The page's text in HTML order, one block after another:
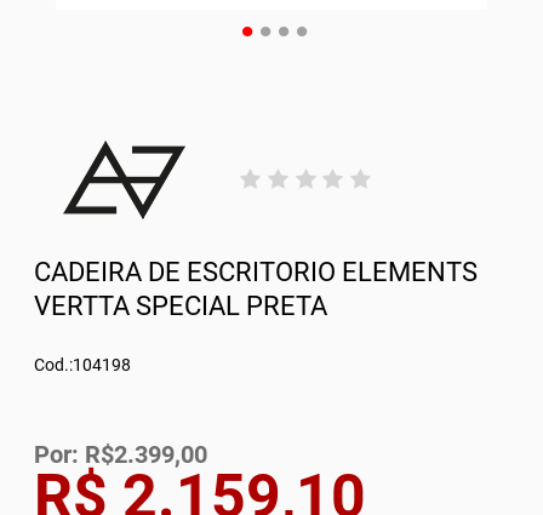
CADEIRA DE ESCRITORIO ELEMENTS
VERTTA SPECIAL PRETA
Cod.:104198
R$ 2.159,10
Por: R$2.399,00